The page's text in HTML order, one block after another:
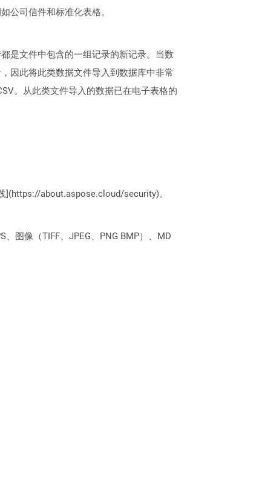
公司信件和标准化表格。
是文件中包含的一组记录的新记录。当数
因此将此类数据文件导入到数据库中非常
。从此类文件导入的数据已在电子表格的
](https://about.aspose.cloud/security)。
图像（TIFF、JPEG、PNG BMP）、MD